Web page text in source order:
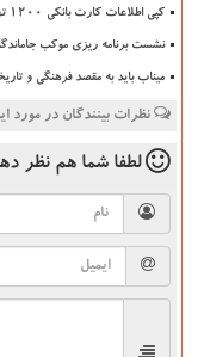
کپی اطلاعات کارت بانکی ۱۲۰۰ تهرانی در پوشش فروشنده میوه
نشست برنامه ریزی موکب
میناب باید به مقصد فرهنگی و
نظرات بینندگان در مورد
لطفا شما هم نظر